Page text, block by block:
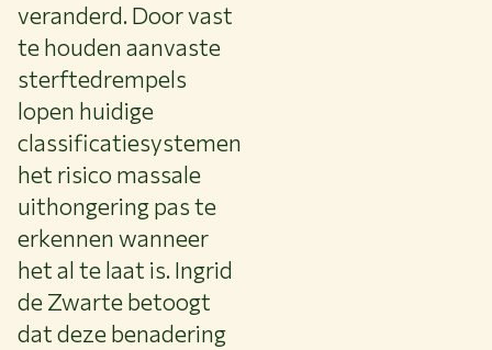
veranderd. Door vast
te houden aanvaste
sterftedrempels
lopen huidige
classificatiesystemen
het risico massale
uithongering pas te
erkennen wanneer
het al te laat is. Ingrid
de Zwarte betoogt
dat deze benadering